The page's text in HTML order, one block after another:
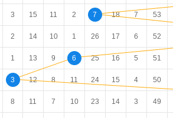
3 15 11 2 7 18 7 53
2 14 10 1 26 17 6 52
1 13 9 6 25 16 5 51
3 12 8 11 24 15 4 50
8 11 7 10 23 14 3 49